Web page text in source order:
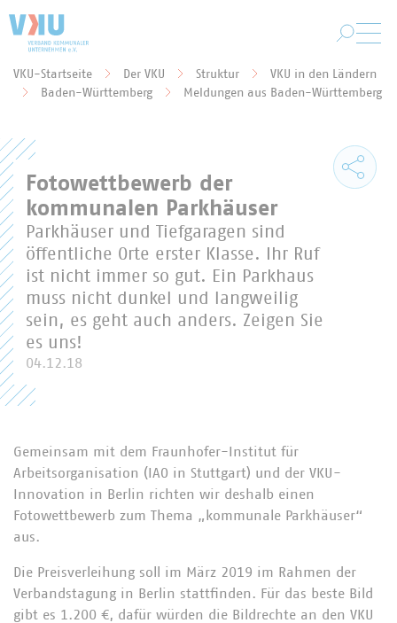
Sie befinden sich hier:
VKU-Startseite Der VKU Struktur
VKU in den Ländern
Baden-Württemberg
Meldungen aus Baden-Württemberg
Fotowettbewerb der
kommunalen Parkhäuser
Parkhäuser und Tiefgaragen sind
öffentliche Orte erster Klasse. Ihr Ruf
ist nicht immer so gut. Ein Parkhaus
muss nicht dunkel und langweilig
sein, es geht auch anders. Zeigen Sie
es uns!
04.12.18
Gemeinsam mit dem Fraunhofer-Institut für
Arbeitsorganisation (IAO in Stuttgart) und der VKU-
Innovation in Berlin richten wir deshalb einen
Fotowettbewerb zum Thema „kommunale Parkhäuser“
aus.
Die Preisverleihung soll im März 2019 im Rahmen der
Verbandstagung in Berlin stattfinden. Für das beste Bild
gibt es 1.200 €, dafür würden die Bildrechte an den VKU